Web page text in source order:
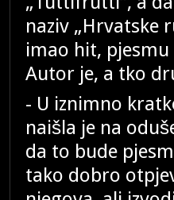
naziv „Hrvatske
imao hit, pjesmu
Autor je, a tko
- U iznimno
naišla je na
da to bude
tako dobro